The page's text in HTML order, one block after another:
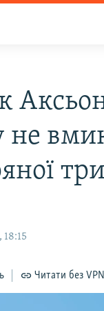
18:15
Читати без VPN